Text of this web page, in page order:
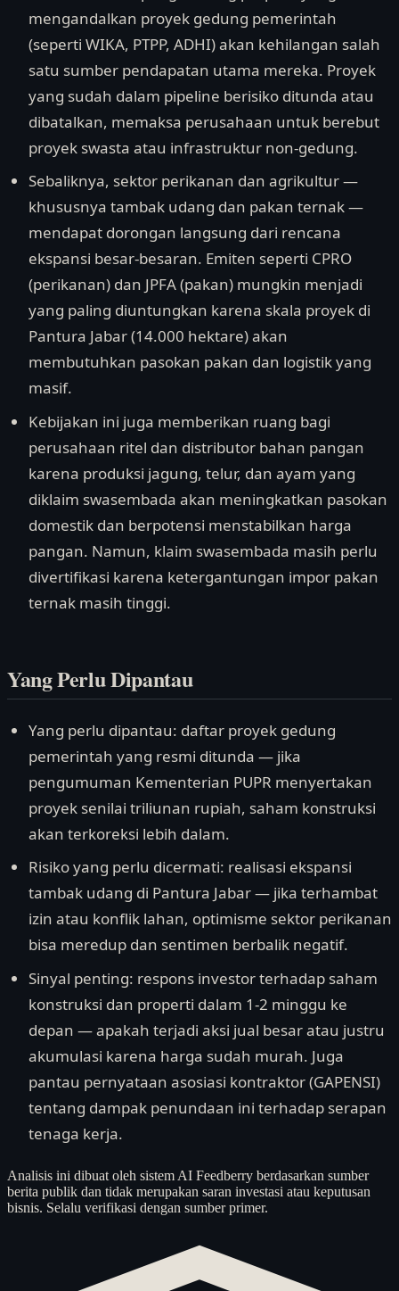
mengandalkan proyek gedung pemerintah
(seperti WIKA, PTPP, ADHI) akan kehilangan salah
satu sumber pendapatan utama mereka. Proyek
yang sudah dalam pipeline berisiko ditunda atau
dibatalkan, memaksa perusahaan untuk berebut
proyek swasta atau infrastruktur non-gedung.
Sebaliknya, sektor perikanan dan agrikultur —
khususnya tambak udang dan pakan ternak —
mendapat dorongan langsung dari rencana
ekspansi besar-besaran. Emiten seperti CPRO
(perikanan) dan JPFA (pakan) mungkin menjadi
yang paling diuntungkan karena skala proyek di
Pantura Jabar (14.000 hektare) akan
membutuhkan pasokan pakan dan logistik yang
masif.
Kebijakan ini juga memberikan ruang bagi
perusahaan ritel dan distributor bahan pangan
karena produksi jagung, telur, dan ayam yang
diklaim swasembada akan meningkatkan pasokan
domestik dan berpotensi menstabilkan harga
pangan. Namun, klaim swasembada masih perlu
divertifikasi karena ketergantungan impor pakan
ternak masih tinggi.
Yang Perlu Dipantau
Yang perlu dipantau: daftar proyek gedung
pemerintah yang resmi ditunda — jika
pengumuman Kementerian PUPR menyertakan
proyek senilai triliunan rupiah, saham konstruksi
akan terkoreksi lebih dalam.
Risiko yang perlu dicermati: realisasi ekspansi
tambak udang di Pantura Jabar — jika terhambat
izin atau konflik lahan, optimisme sektor perikanan
bisa meredup dan sentimen berbalik negatif.
Sinyal penting: respons investor terhadap saham
konstruksi dan properti dalam 1-2 minggu ke
depan — apakah terjadi aksi jual besar atau justru
akumulasi karena harga sudah murah. Juga
pantau pernyataan asosiasi kontraktor (GAPENSI)
tentang dampak penundaan ini terhadap serapan
tenaga kerja.
Analisis ini dibuat oleh sistem AI Feedberry berdasarkan sumber
berita publik dan tidak merupakan saran investasi atau keputusan
bisnis. Selalu verifikasi dengan sumber primer.